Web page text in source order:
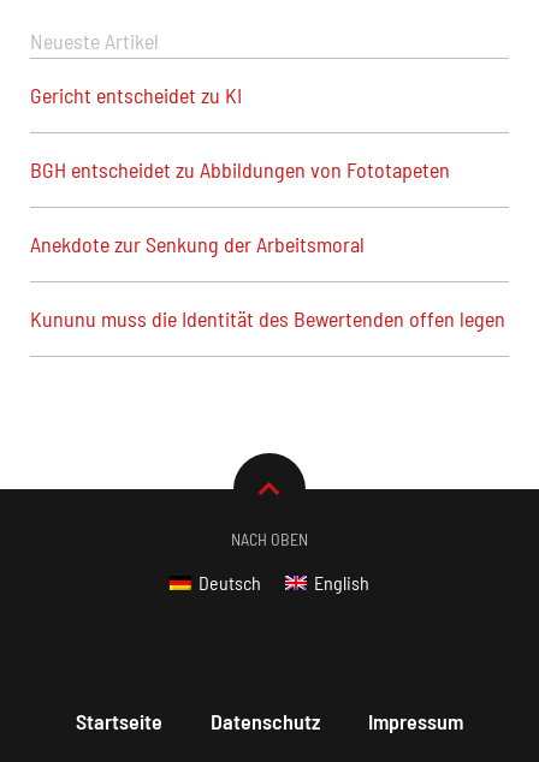
Neueste Artikel
Gericht entscheidet zu KI
BGH entscheidet zu Abbildungen von Fototapeten
Anekdote zur Senkung der Arbeitsmoral
Kununu muss die Identität des Bewertenden offen legen
NACH OBEN
Deutsch English
Startseite Datenschutz Impressum